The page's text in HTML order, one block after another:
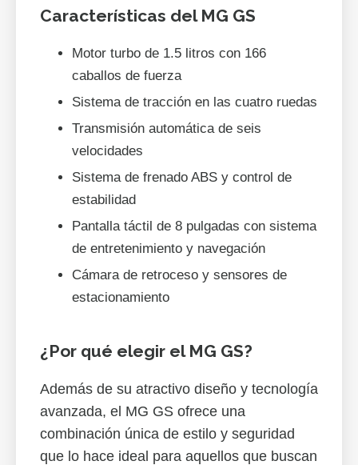
Características del MG GS
Motor turbo de 1.5 litros con 166
caballos de fuerza
Sistema de tracción en las cuatro ruedas
Transmisión automática de seis
velocidades
Sistema de frenado ABS y control de
estabilidad
Pantalla táctil de 8 pulgadas con sistema
de entretenimiento y navegación
Cámara de retroceso y sensores de
estacionamiento
¿Por qué elegir el MG GS?
Además de su atractivo diseño y tecnología
avanzada, el MG GS ofrece una
combinación única de estilo y seguridad
que lo hace ideal para aquellos que buscan